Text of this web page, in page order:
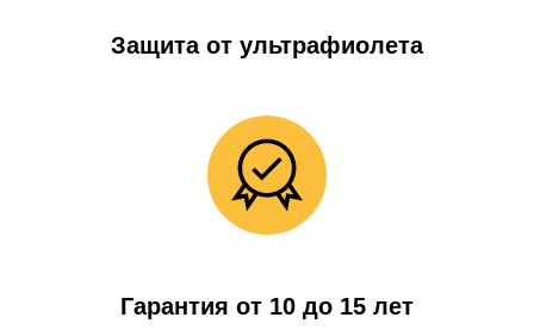
Защита от ультрафиолета
Гарантия от 10 до 15 лет